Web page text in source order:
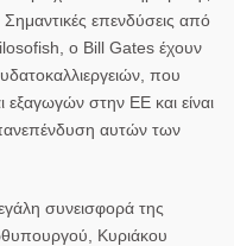
επενδύσεις από
o Bill Gates έχουν
που
εξαγωγών στην ΕΕ και είναι
αυτών των
συνεισφορά της
Κυριάκου